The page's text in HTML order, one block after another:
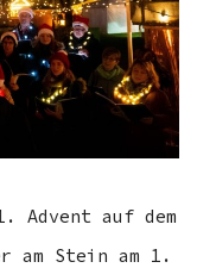
Advent auf dem
am Stein am 1.